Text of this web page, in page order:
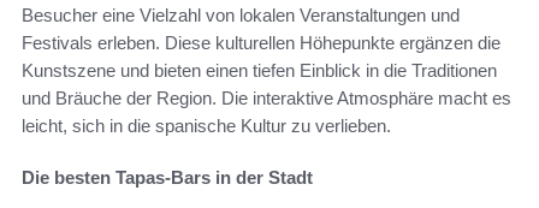
Besucher eine Vielzahl von lokalen Veranstaltungen und
Festivals erleben. Diese kulturellen Höhepunkte ergänzen die
Kunstszene und bieten einen tiefen Einblick in die Traditionen
und Bräuche der Region. Die interaktive Atmosphäre macht es
leicht, sich in die spanische Kultur zu verlieben.
Die besten Tapas-Bars in der Stadt